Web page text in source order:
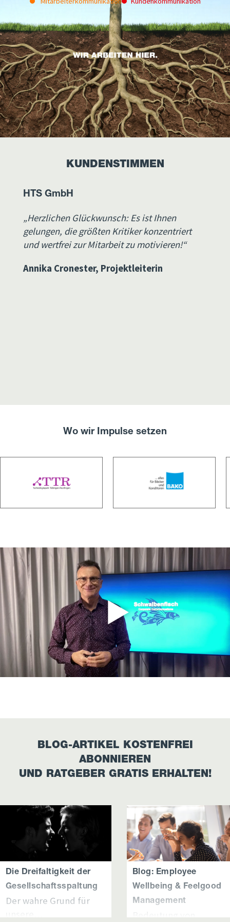
KUNDENSTIMMEN
HTS GmbH
„Herzlichen Glückwunsch: Es ist Ihnen
gelungen, die größten Kritiker konzentriert
und wertfrei zur Mitarbeit zu motivieren!“
Annika Cronester, Projektleiterin
Wo wir Impulse setzen
BLOG-ARTIKEL KOSTENFREI
ABONNIEREN
UND RATGEBER GRATIS ERHALTEN!
Die Dreifaltigkeit der
Gesellschaftsspaltung
Der wahre Grund für
Blog: Employee
Wellbeing & Feelgood
Management
Bedeutung von